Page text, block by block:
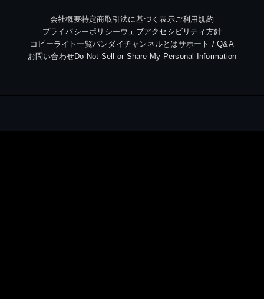
会社概要特定商取引法に基づく表示ご利用規約
プライバシーポリシーウェブアクセシビリティ方針
コピーライト一覧バンダイチャンネルとはサポート / Q&A
お問い合わせDo Not Sell or Share My Personal Information